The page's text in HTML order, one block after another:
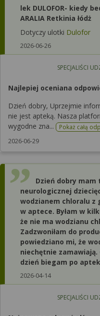
lek DULOFOR- kiedy
ARALIA Retkinia łódż
Dotyczy ulotki Dulofor
2026-06-26
SPECJALIŚCI
Najlepiej oceniana
Dzień dobry, Uprzejmie
nie jest apteką. Nasza
wygodne zna...
Pokaż całą
2026-06-29
Dzień dobry
neurologicznej
wodzianem chloralu z
w aptece. Byłam w
że nie ma wodzianu
Zadzwoniłam do
powiedziano mi, że
niechętnie zamawiają.
dzień biegam po
2026-04-14
SPECJALIŚCI